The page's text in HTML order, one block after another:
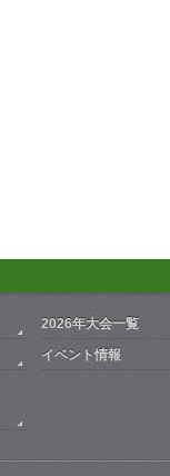
2026年大会一覧
イベント情報